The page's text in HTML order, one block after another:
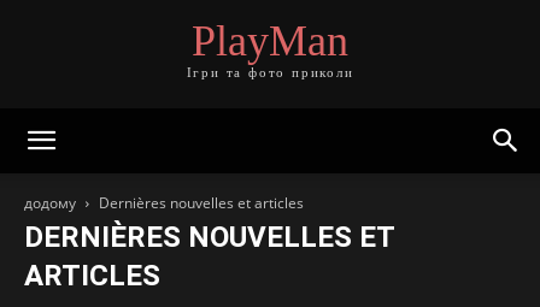
PlayMan
Ігри та фото приколи
додому Dernières nouvelles et articles
DERNIÈRES NOUVELLES ET
ARTICLES